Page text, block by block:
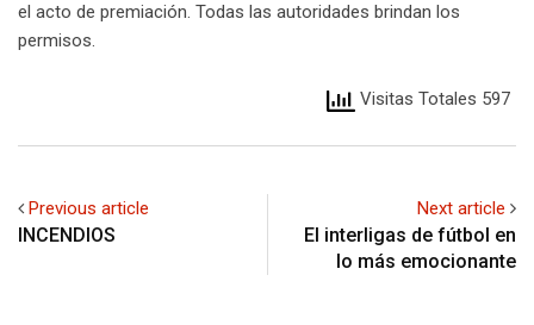
el acto de premiación. Todas las autoridades brindan los
permisos.
Visitas Totales 597
Previous article
INCENDIOS
Next article
El interligas de fútbol en
lo más emocionante